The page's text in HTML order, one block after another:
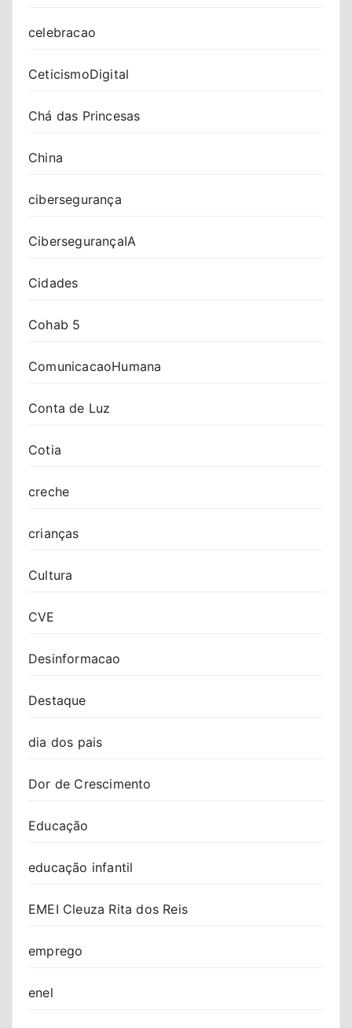
celebracao
CeticismoDigital
Chá das Princesas
China
cibersegurança
CibersegurançaIA
Cidades
Cohab 5
ComunicacaoHumana
Conta de Luz
Cotia
creche
crianças
Cultura
CVE
Desinformacao
Destaque
dia dos pais
Dor de Crescimento
Educação
educação infantil
EMEI Cleuza Rita dos Reis
emprego
enel